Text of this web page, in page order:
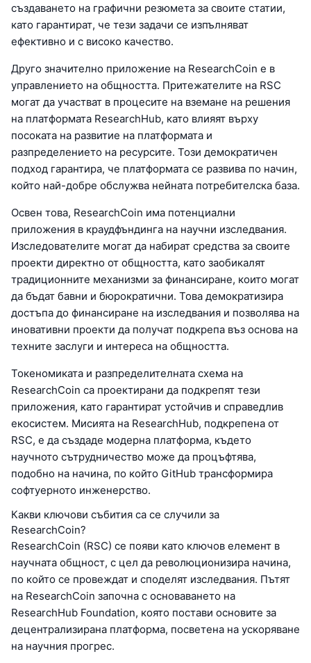
създаването на графични резюмета за своите статии,
като гарантират, че тези задачи се изпълняват
ефективно и с високо качество.
Друго значително приложение на ResearchCoin е в
управлението на общността. Притежателите на RSC
могат да участват в процесите на вземане на решения
на платформата ResearchHub, като влияят върху
посоката на развитие на платформата и
разпределението на ресурсите. Този демократичен
подход гарантира, че платформата се развива по начин,
който най-добре обслужва нейната потребителска база.
Освен това, ResearchCoin има потенциални
приложения в краудфъндинга на научни изследвания.
Изследователите могат да набират средства за своите
проекти директно от общността, като заобикалят
традиционните механизми за финансиране, които могат
да бъдат бавни и бюрократични. Това демократизира
достъпа до финансиране на изследвания и позволява на
иновативни проекти да получат подкрепа въз основа на
техните заслуги и интереса на общността.
Токеномиката и разпределителната схема на
ResearchCoin са проектирани да подкрепят тези
приложения, като гарантират устойчив и справедлив
екосистем. Мисията на ResearchHub, подкрепена от
RSC, е да създаде модерна платформа, където
научното сътрудничество може да процъфтява,
подобно на начина, по който GitHub трансформира
софтуерното инженерство.
Какви ключови събития са се случили за
ResearchCoin?
ResearchCoin (RSC) се появи като ключов елемент в
научната общност, с цел да революционизира начина,
по който се провеждат и споделят изследвания. Пътят
на ResearchCoin започна с основаването на
ResearchHub Foundation, която постави основите за
децентрализирана платформа, посветена на ускоряване
на научния прогрес.